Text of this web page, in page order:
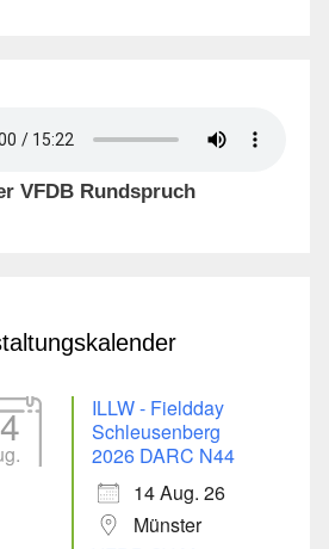
VFDB Rundspruch
ILLW - Fieldday
Schleusenberg
2026 DARC N44
14 Aug. 26
Münster